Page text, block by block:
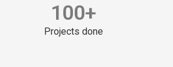
Projects done
100+